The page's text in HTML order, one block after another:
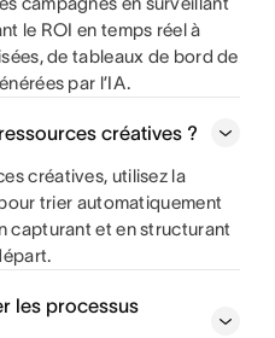
le ROI en temps réel à
de tableaux de bord de
par l’IA.
créatives ?
créatives, utilisez la
trier automatiquement
capturant et en structurant
les processus